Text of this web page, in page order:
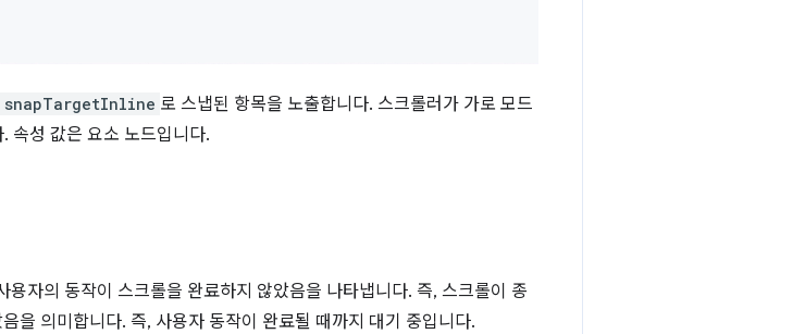
snapTargetInline 로 스냅된 항목을 노출합니다. 스크롤러가 가로 모드
. 속성 값은 요소 노드입니다.
자의 동작이 스크롤을 완료하지 않았음을 나타냅니다. 즉, 스크롤이 종
을 의미합니다. 즉, 사용자 동작이 완료될 때까지 대기 중입니다.